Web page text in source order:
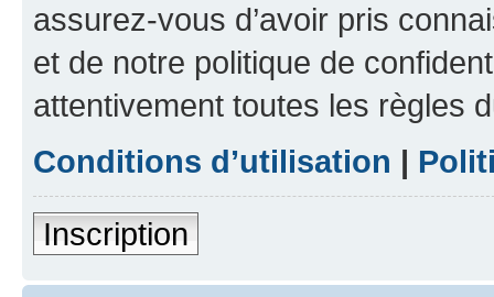
assurez-vous d’avoir pris
et de notre politique de
attentivement toutes les règles
Conditions d’utilisation |
Inscription